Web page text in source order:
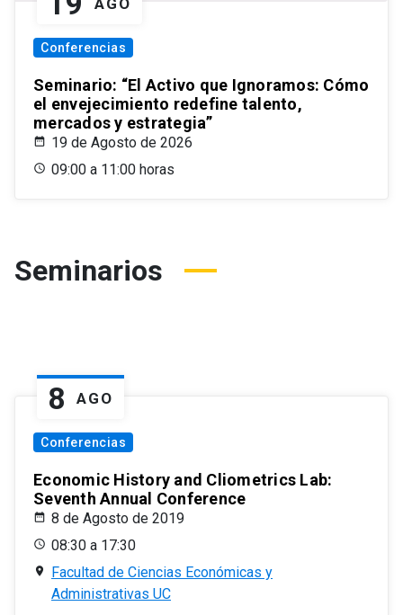
AGO
Conferencias
Seminario: “El Activo que Ignoramos: Cómo
el envejecimiento redefine talento,
mercados y estrategia”
19 de Agosto de 2026
09:00 a 11:00 horas
Seminarios
8 AGO
Conferencias
Economic History and Cliometrics Lab:
Seventh Annual Conference
8 de Agosto de 2019
08:30 a 17:30
Facultad de Ciencias Económicas y
Administrativas UC